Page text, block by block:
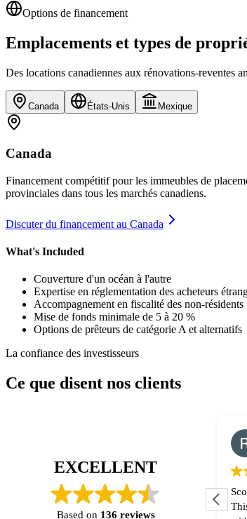
Options de financement
Emplacements et types de
Des locations canadiennes aux rénovations-reventes
Canada États-Unis Mexique
Canada
Financement compétitif pour les immeubles de
provinciales dans tous les marchés canadiens.
Discuter du financement au Canada
What's Included
Couverture d'un océan à l'autre
Expertise en réglementation des acheteurs
Accompagnement en fiscalité des non-résidents
Mise de fonds minimale de 5 à 20 %
Options de prêteurs de catégorie A et alternatifs
La confiance des investisseurs
Ce que disent nos clients
EXCELLENT
Based on 136 reviews